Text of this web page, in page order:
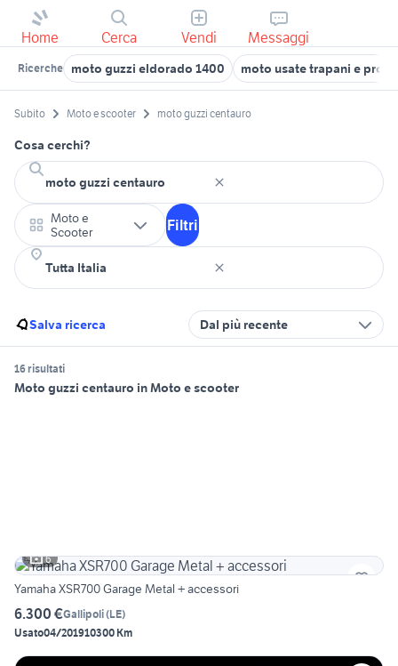
Home Cerca Vendi Messaggi
Ricerche moto guzzi eldorado 1400 moto usate trapani e
Subito Moto e scooter moto guzzi centauro
Cosa cerchi?
Moto e
Scooter
Filtri
Salva ricerca Dal più recente
16 risultati
Moto guzzi centauro in Moto e scooter
6
Yamaha XSR700 Garage Metal + accessori
6.300 €Gallipoli(LE)
Usato04/201910300 Km